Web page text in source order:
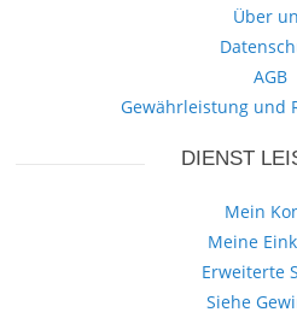
Über
AGB
Gewährleistung und
DIENST
Mein
Meine
Erweiterte
Siehe